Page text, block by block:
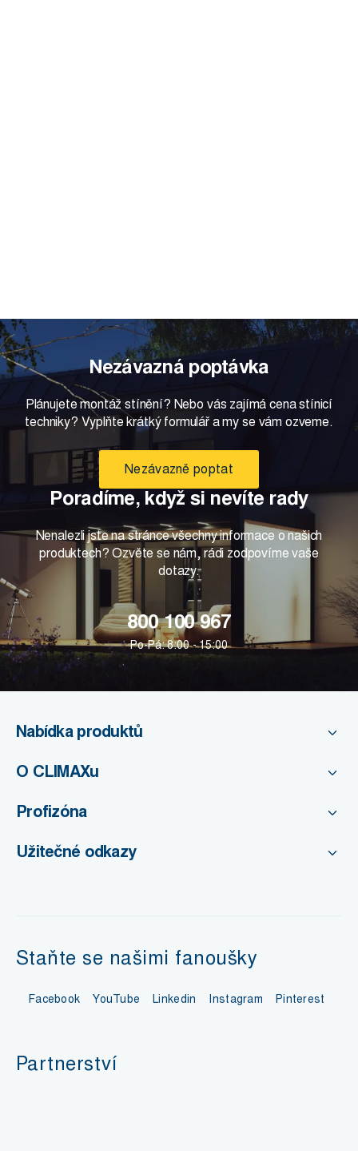
Nezávazná poptávka
Plánujete montáž stínění? Nebo vás zajímá cena stínicí
techniky? Vyplňte krátký formulář a my se vám ozveme.
Nezávazně poptat
Poradíme, když si nevíte rady
Nenalezli jste na stránce všechny informace o našich
produktech? Ozvěte se nám, rádi zodpovíme vaše
dotazy.
800 100 967
Po-Pá: 8:00 - 15:00
Nabídka produktů
O CLIMAXu
Profizóna
Užitečné odkazy
Staňte se našimi fanoušky
Facebook YouTube Linkedin Instagram Pinterest
Partnerství